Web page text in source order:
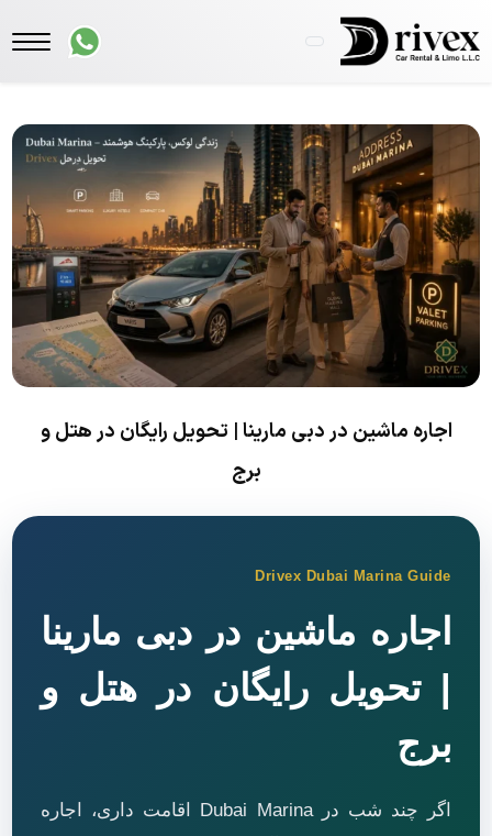
اجاره ماشین در دبی مارینا | تحویل رایگان در هتل و
برج
Drivex Dubai Marina Guide
اجاره ماشین در دبی مارینا
| تحویل رایگان در هتل و
برج
اگر چند شب در Dubai Marina اقامت داری، اجاره